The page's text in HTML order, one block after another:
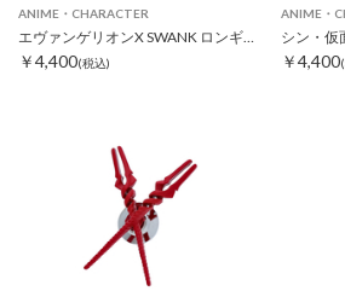
ANIME・CHARACTER
エヴァンゲリオンX SWANK ロンギヌスの槍クロスピンズ ゴールド
￥4,400(税込)
ANIME・
￥4,400